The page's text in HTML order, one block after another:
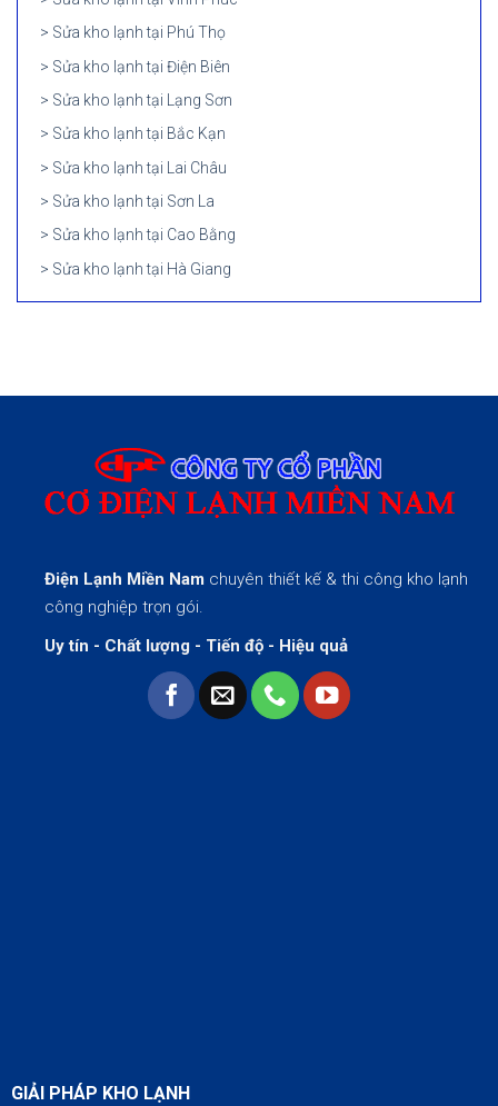
Sửa kho lạnh tại Phú Thọ
Sửa kho lạnh tại Điện Biên
Sửa kho lạnh tại Lạng Sơn
Sửa kho lạnh tại Bắc Kạn
Sửa kho lạnh tại Lai Châu
Sửa kho lạnh tại Sơn La
Sửa kho lạnh tại Cao Bằng
Sửa kho lạnh tại Hà Giang
Điện Lạnh Miền Namchuyên thiết kế & thi công kho lạnh
công nghiệp trọn gói.
Uy tín - Chất lượng - Tiến độ - Hiệu quả
GIẢI PHÁP KHO LẠNH